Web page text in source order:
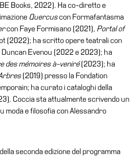
Books, 2022). Ha co-diretto e
Quercuscon Formafantasma
con Faye Formisano (2021), Portal of
(2022); ha scritto opere teatrali con
Evenou (2022 e 2023); ha
des mémoires à-veniré(2023); ha
(2019) presso la Fondation
ha curato i cataloghi della
Coccia sta attualmente scrivendo un
moda e filosofia con Alessandro
seconda edizione del programma